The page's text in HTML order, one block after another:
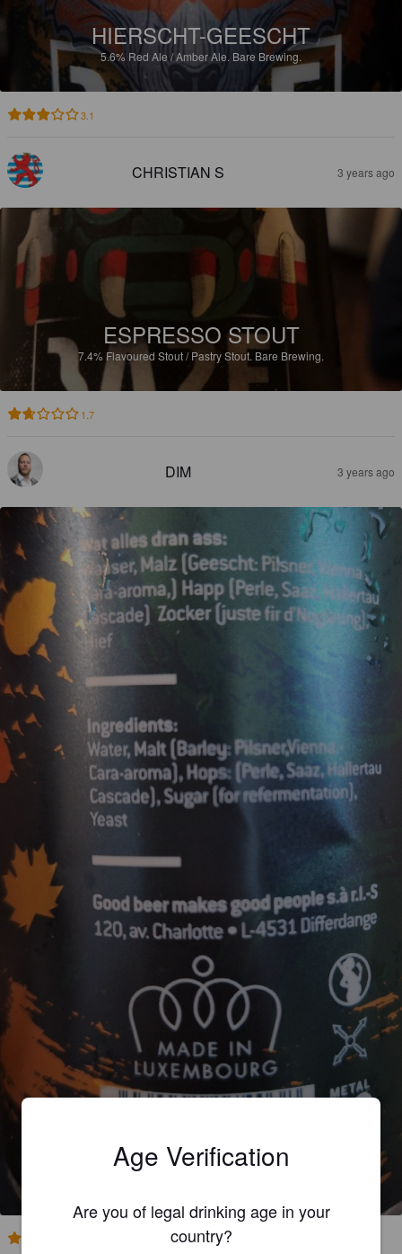
HIERSCHT-GEESCHT
5.6% Red Ale / Amber Ale. Bare Brewing.
3.1
CHRISTIAN S 3 years ago
ESPRESSO STOUT
7.4%Flavoured Stout / Pastry Stout. Bare Brewing.
1.7
DIM 3 years ago
HIERSCHT-GEESCHT
Age Verification
Are you of legal drinking age in your
country?